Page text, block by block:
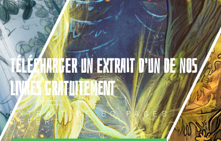
TÉLÉCHARGER UN EXTRAIT D'UN DE NOS
LIVRES GRATUITEMENT
EXTRAIT DE 80 PAGES
OFFERT